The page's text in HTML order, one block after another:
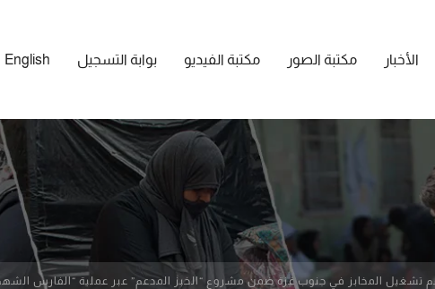
الأخبار مكتبة الصور مكتبة الفيديو بوابة التسجيل English
تشغيل المخابز في جنوب غزة ضمن مشروع “الخبز المدعم” عبر عملية “الفارس الشهم